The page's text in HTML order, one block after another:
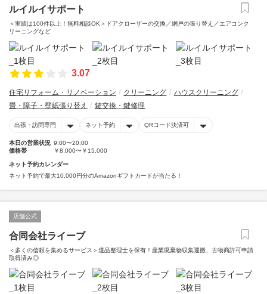
ルイルイサポート
＜実績は100件以上！無料相談OK＞ドアクローザーの交換／網戸の張り替え／エアコンク
リーニングなど
3.07
住宅リフォーム・リノベーション クリーニング
ハウスクリーニング
畳・障子・壁紙張り替え
鍵交換・鍵修理
出張・訪問専門 ネット予約 QRコード決済可
本日の営業状況 9:00〜20:00
価格帯
￥8,000〜￥15,000
ネット予約カレンダー
ネット予約で最大10,000円分のAmazonギフトカードが当たる！
店舗公式
合同会社ライーブ
＜多くの信頼を集めるサービス＞遺品整理士を保有！産業廃棄物収集運搬、古物商許可申請
取得済み◎